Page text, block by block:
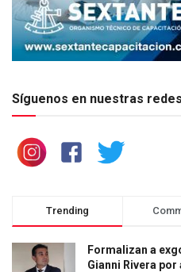
Síguenos en nuestras
Trending
Formalizan a
Gianni Rivera